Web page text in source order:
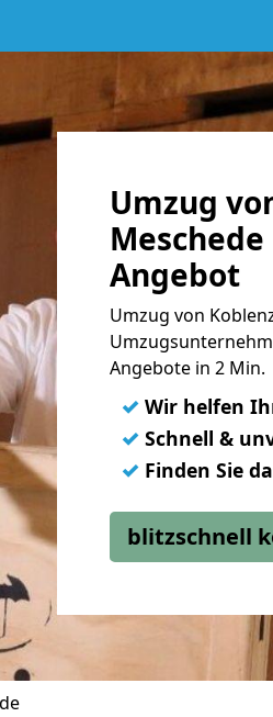
Umzug
Angebot
Umzug von
Angebote in 2 Min.
✓ Wir helfen
✓ Schnell &
✓ Finden Sie
blitzschnell